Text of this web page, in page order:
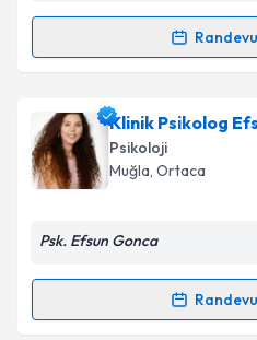
Randevu Takvimi
Psk. Elif Şanlıiçin
Size bu uzmandan
hazırlandığında e-posta
Kişisel verilerimin
Klinik Psikolog
Psikoloji
Muğla, Ortaca
Psk. Efsun Gonca
Randevu Takvimi